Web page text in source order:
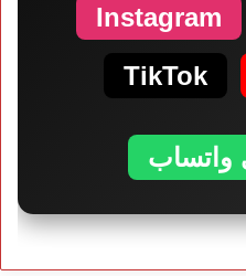
Instagram
TikTok
واتساب